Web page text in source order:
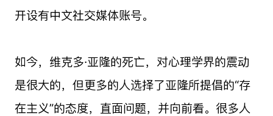
开设有中文社交媒体账号。
如今，维克多·亚隆的死亡，对心理学界的震动
是很大的，但更多的人选择了亚隆所提倡的“存
在主义”的态度，直面问题，并向前看。很多人